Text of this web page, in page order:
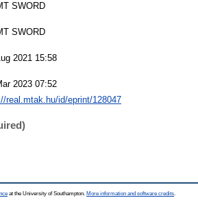
SWORD
SWORD
2021 15:58
2023 07:52
real.mtak.hu/id/eprint/128047
at the University of Southampton. More information and software credits